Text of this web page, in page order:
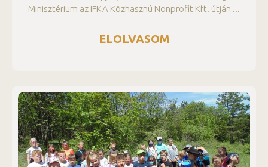
Minisztérium az IFKA Közhasznú Nonprofit Kft. útján
ELOLVASOM